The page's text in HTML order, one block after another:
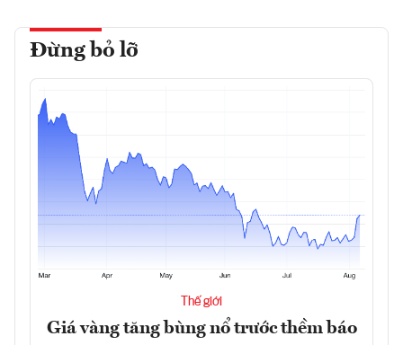
Đừng bỏ lỡ
Thế giới
Giá vàng tăng bùng nổ trước thềm báo